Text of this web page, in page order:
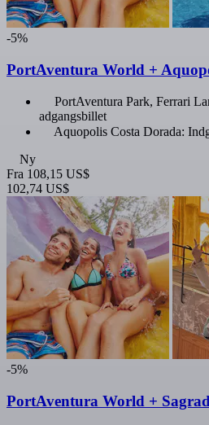
-5%
PortAventura World +
PortAventura Park, Ferrari
adgangsbillet
Aquopolis Costa Dorada:
Ny
Fra 108,15 US$
102,74 US$
-5%
PortAventura World +